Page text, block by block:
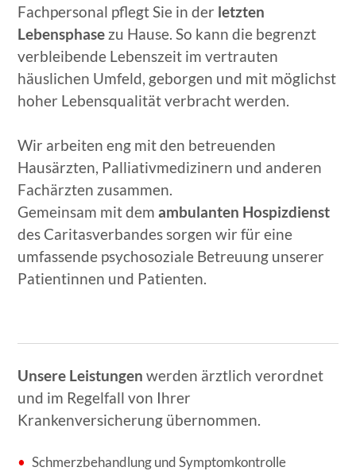
Fachpersonal pflegt Sie in der letzten
Lebensphase zu Hause. So kann die begrenzt
verbleibende Lebenszeit im vertrauten
häuslichen Umfeld, geborgen und mit möglichst
hoher Lebensqualität verbracht werden.
Wir arbeiten eng mit den betreuenden
Hausärzten, Palliativmedizinern und anderen
Fachärzten zusammen.
Gemeinsam mit demambulanten Hospizdienst
des Caritasverbandes sorgen wir für eine
umfassende psychosoziale Betreuung unserer
Patientinnen und Patienten.
Unsere Leistungen werden ärztlich verordnet
und im Regelfall von Ihrer
Krankenversicherung übernommen.
Schmerzbehandlung und Symptomkontrolle